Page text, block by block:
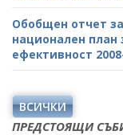
Обобщен отчет
национален план
ефективност
ВСИЧКИ
ПРЕДСТОЯЩИ